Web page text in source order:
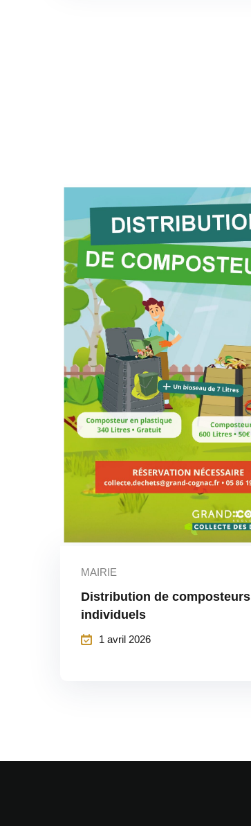
MAIRIE
Distribution de composteurs
individuels
1 avril 2026